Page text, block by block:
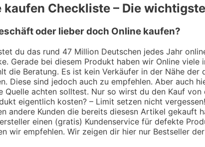
kaufen Checkliste – Die
oder lieber doch Online kaufen?
du das rund 47 Million Deutschen jedes Jahr
Gerade bei diesem Produkt haben wir Online
die Beratung. Es ist kein Verkäufer in der Nähe
Diese sind jedoch auch zu empfehlen. Aber auch
Quelle achten solltest. Nur so wirst du den Kauf
eigentlich kosten? – Limit setzen nicht
andere Kunden die bereits diesesn Artikel
einen (gratis) Kundenservice für defekte
wir empfehlen. Wir zeigen dir hier nur Bestseller